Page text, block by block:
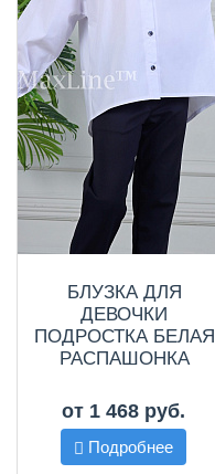
БЛУЗКА ДЛЯ
ДЕВОЧКИ
ПОДРОСТКА БЕЛАЯ
РАСПАШОНКА
от 1 468 руб.
Подробнее